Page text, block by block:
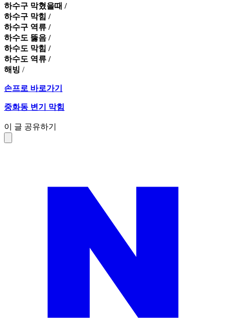
하수구 막혔을때 /
하수구 막힘 /
하수구 역류 /
하수도 뚫음 /
하수도 막힘 /
하수도 역류 /
해빙 /
손프로 바로가기
중화동 변기 막힘
이 글 공유하기